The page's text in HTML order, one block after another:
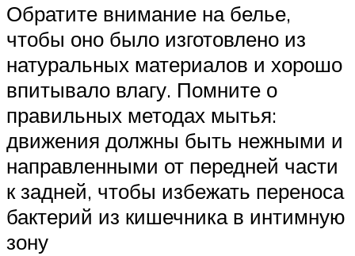
Обратите внимание на белье,
чтобы оно было изготовлено из
натуральных материалов и хорошо
впитывало влагу. Помните о
правильных методах мытья:
движения должны быть нежными и
направленными от передней части
к задней, чтобы избежать переноса
бактерий из кишечника в интимную
зону